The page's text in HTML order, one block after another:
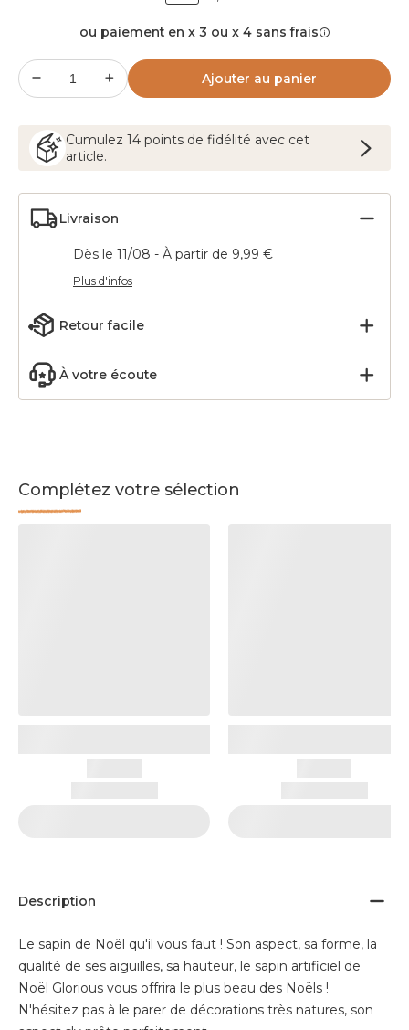
ou paiement en x 3 ou x 4 sans frais
Ajouter au panier
Cumulez 14 points de fidélité avec cet
article.
Livraison
Dès le 11/08 - À partir de 9,99 €
Plus d'infos
Retour facile
À votre écoute
Complétez votre sélection
Description
Le sapin de Noël qu'il vous faut ! Son aspect, sa forme, la
qualité de ses aiguilles, sa hauteur, le sapin artificiel de
Noël Glorious vous offrira le plus beau des Noëls !
N'hésitez pas à le parer de décorations très natures, son